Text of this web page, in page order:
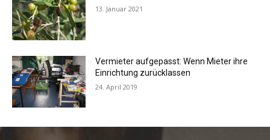
13. Januar 2021
Vermieter aufgepasst: Wenn Mieter ihre
Einrichtung zurücklassen
24. April 2019